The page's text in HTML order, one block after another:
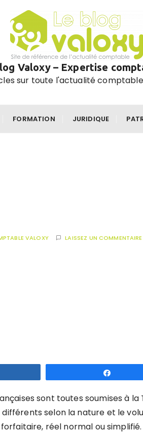
Valoxy – Expertise
sur toute l'actualité
FORMATION JURIDIQUE
VALOXY LAISSEZ UN COMMENTAIRE
sont toutes soumises à la
selon la nature et le
réel normal ou simplifié.